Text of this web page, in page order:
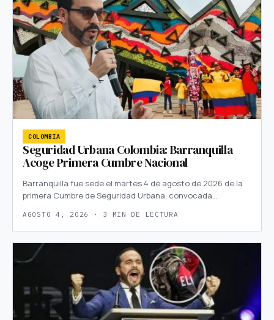
COLOMBIA
Seguridad Urbana Colombia: Barranquilla
Acoge Primera Cumbre Nacional
Barranquilla fue sede el martes 4 de agosto de 2026 de la
primera Cumbre de Seguridad Urbana, convocada…
AGOSTO 4, 2026 · 3 MIN DE LECTURA